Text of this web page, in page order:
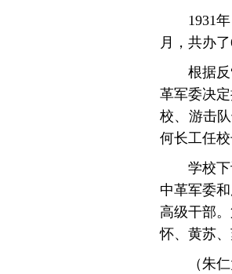
1931
月，共办
根据
革军委决
校、游击
何长工任
学校
中革军委
高级干部
怀、黄苏
（朱